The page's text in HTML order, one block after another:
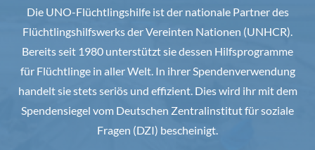
Die UNO-Flüchtlingshilfe ist der nationale Partner des
Flüchtlingshilfswerks der Vereinten Nationen (UNHCR).
Bereits seit 1980 unterstützt sie dessen Hilfsprogramme
für Flüchtlinge in aller Welt. In ihrer Spendenverwendung
handelt sie stets seriös und effizient. Dies wird ihr mit dem
Spendensiegel vom Deutschen Zentralinstitut für soziale
Fragen (DZI) bescheinigt.